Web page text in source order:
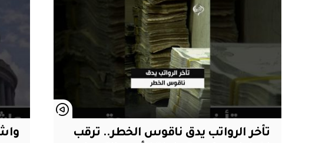
تأخر الرواتب يدق ناقوس الخطر.. ترقب